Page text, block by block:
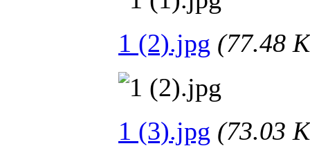
1 (2).jpg (77.48
1 (3).jpg (73.03